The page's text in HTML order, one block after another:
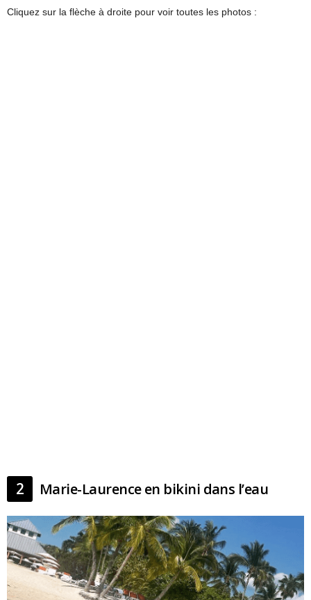
Cliquez sur la flèche à droite pour voir toutes les photos :
2 Marie-Laurence en bikini dans l’eau